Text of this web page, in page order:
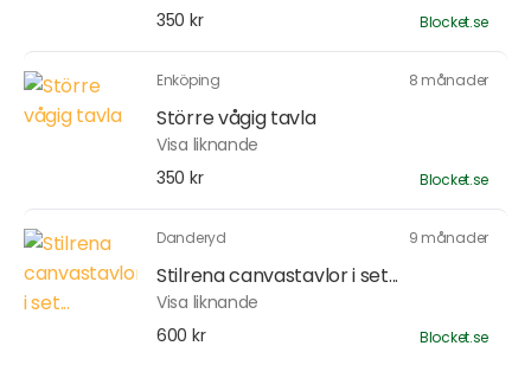
350 kr
Blocket.se
Enköping 8 månader
Större vågig tavla
Visa liknande
350 kr
Blocket.se
Danderyd 9 månader
Stilrena canvastavlor i set...
Visa liknande
600 kr
Blocket.se